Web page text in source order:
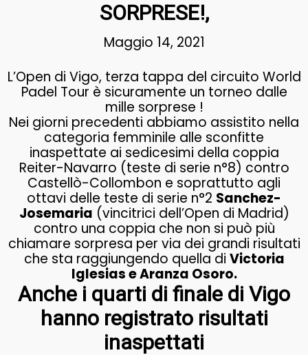
SORPRESE!,
Maggio 14, 2021
L’Open di Vigo, terza tappa del circuito World
Padel Tour è sicuramente un torneo dalle
mille sorprese !
Nei giorni precedenti abbiamo assistito nella
categoria femminile alle sconfitte
inaspettate ai sedicesimi della coppia
Reiter-Navarro (teste di serie n°8) contro
Castellò-Collombon e soprattutto agli
ottavi delle teste di serie n°2 Sanchez-
Josemaria (vincitrici dell’Open di Madrid)
contro una coppia che non si può più
chiamare sorpresa per via dei grandi risultati
che sta raggiungendo quella di Victoria
Iglesias e Aranza Osoro.
Anche i quarti di finale di Vigo
hanno registrato risultati
inaspettati